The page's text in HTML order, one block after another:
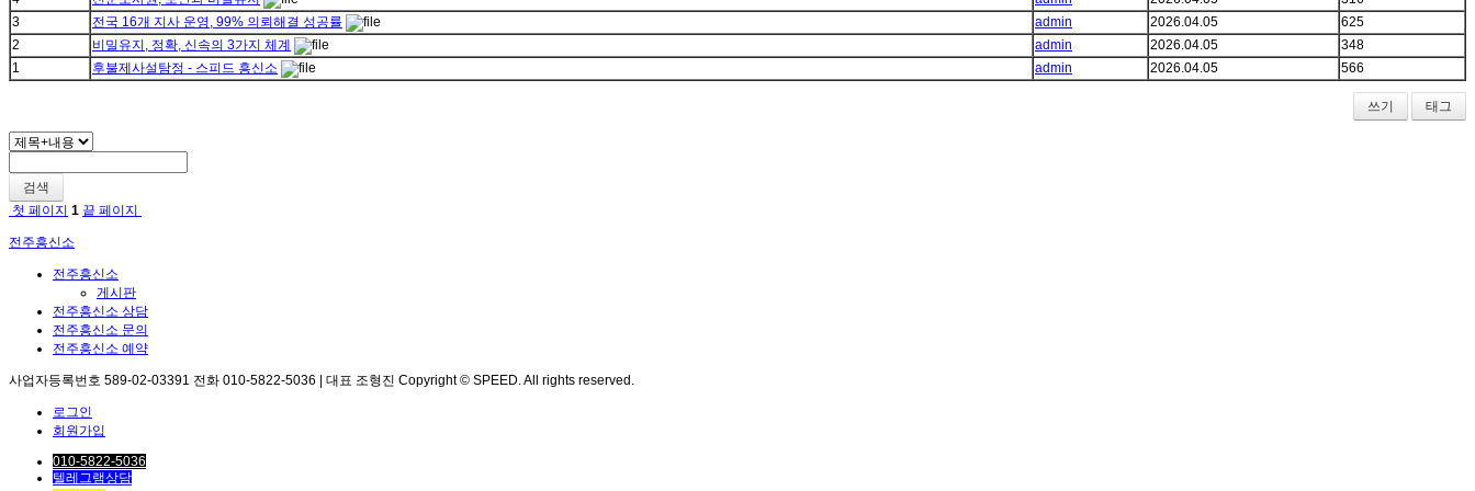
3
전국 16개 지사 운영, 99% 의뢰해결 성공률 admin 2026.04.05
625
2
비밀유지, 정확, 신속의 3가지 체계 admin 2026.04.05
348
1
후불제사설탐정 - 스피드 흥신소 admin 2026.04.05 566
쓰기 태그
검색
첫 페이지 1 끝 페이지
전주흥신소
전주흥신소
게시판
전주흥신소 상담
전주흥신소 문의
전주흥신소 예약
사업자등록번호 589-02-03391 전화 010-5822-5036 | 대표 조형진 Copyright © SPEED. All rights reserved.
로그인
회원가입
010-5822-5036
텔레그램상담